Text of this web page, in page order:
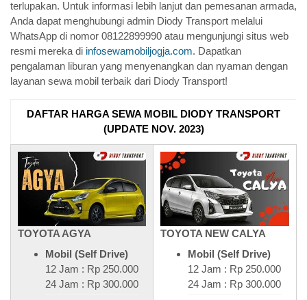
terlupakan. Untuk informasi lebih lanjut dan pemesanan armada,
Anda dapat menghubungi admin Diody Transport melalui
WhatsApp di nomor 08122899990 atau mengunjungi situs web
resmi mereka di infosewamobiljogja.com. Dapatkan
pengalaman liburan yang menyenangkan dan nyaman dengan
layanan sewa mobil terbaik dari Diody Transport!
DAFTAR HARGA SEWA MOBIL DIODY TRANSPORT
(UPDATE NOV. 2023)
TOYOTA AGYA
Mobil (Self Drive)
12 Jam : Rp 250.000
24 Jam : Rp 300.000
TOYOTA NEW CALYA
Mobil (Self Drive)
12 Jam : Rp 250.000
24 Jam : Rp 300.000